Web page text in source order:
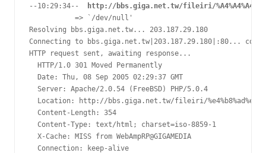
--10:29:34--
http://bbs.giga.net.tw/fileiri/
           => `/dev/null'
Resolving bbs.giga.net.tw... 203.187.29.180
Connecting to bbs.giga.net.tw|203.187.29.180|:80...
HTTP request sent, awaiting response...
  HTTP/1.0 301 Moved Permanently
  Date: Thu, 08 Sep 2005 02:29:37 GMT
  Server: Apache/2.0.54 (FreeBSD) PHP/5.0.4
Location: http://bbs.giga.net.tw/fileiri/
  Content-Length: 354
  Content-Type: text/html; charset=iso-8859-1
  X-Cache: MISS from WebAmpRP@GIGAMEDIA
  Connection: keep-alive